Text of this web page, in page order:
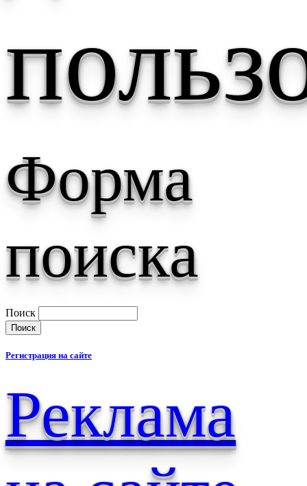
Форма
поиска
Поиск
Регистрация на сайте
Реклама